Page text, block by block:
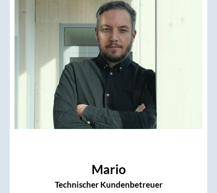
Mario
Technischer Kundenbetreuer